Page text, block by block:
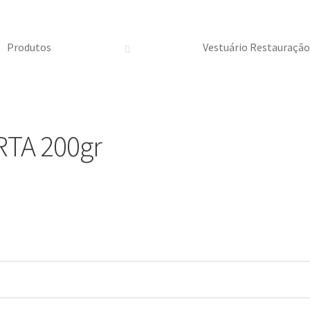
Produtos Vestuário Restauração
200gr